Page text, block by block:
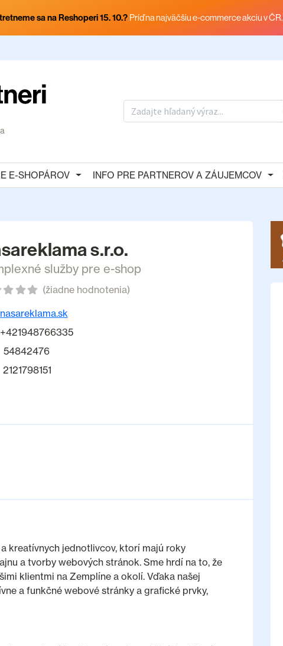
sa na Reshoperi 15. 10.? Príď na najväčšiu e-commerce akciu v ČR.
E-SHOPÁROV INFO PRE PARTNEROV A ZÁUJEMCOV
s.r.o.
služby pre e-shop
(žiadne hodnotenia)
nasareklama.sk
+421948766335
54842476
2121798151
kreatívnych jednotlivcov, ktorí majú roky
a tvorby webových stránok. Sme hrdí na to, že
klientmi na Zemplíne a okolí. Vďaka našej
a funkčné webové stránky a grafické prvky,